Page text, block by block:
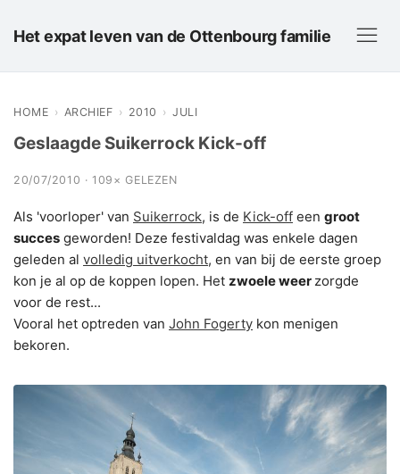
Het expat leven van de Ottenbourg familie
HOME › ARCHIEF › 2010 › JULI
Geslaagde Suikerrock Kick-off
20/07/2010 · 109× GELEZEN
Als 'voorloper' van Suikerrock, is de Kick-off een groot
succes geworden! Deze festivaldag was enkele dagen
geleden al volledig uitverkocht, en van bij de eerste groep
kon je al op de koppen lopen. Het zwoele weer zorgde
voor de rest...
Vooral het optreden van John Fogerty kon menigen
bekoren.